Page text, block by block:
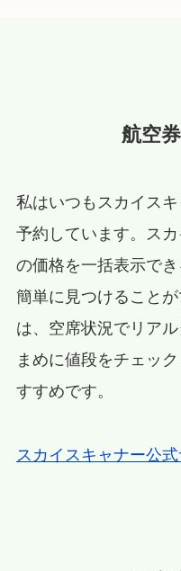
航空
私はいつもスカイス
予約しています。ス
の価格を一括表示で
簡単に見つけること
は、空席状況でリア
まめに値段をチェッ
すすめです。
スカイスキャナー公式